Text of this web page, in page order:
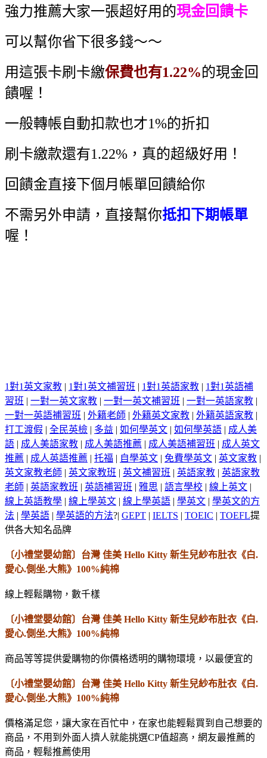
強力推薦大家一張超好用的現金回饋卡
可以幫你省下很多錢～～
用這張卡刷卡繳保費也有1.22%的現金回
饋喔！
一般轉帳自動扣款也才1%的折扣
刷卡繳款還有1.22%，真的超級好用！
回饋金直接下個月帳單回饋給你
不需另外申請，直接幫你抵扣下期帳單
喔！
1對1英文家教 | 1對1英文補習班 | 1對1英語家教 | 1對1英語補
習班 | 一對一英文家教 | 一對一英文補習班 | 一對一英語家教 |
一對一英語補習班 | 外籍老師 | 外籍英文家教 | 外籍英語家教 |
打工渡假 | 全民英檢 | 多益 | 如何學英文 | 如何學英語 | 成人美
語 | 成人美語家教 | 成人美語推薦 | 成人美語補習班 | 成人英文
推薦 | 成人英語推薦 | 托福 | 自學英文 | 免費學英文 | 英文家教 |
英文家教老師 | 英文家教班 | 英文補習班 | 英語家教 | 英語家教
老師 | 英語家教班 | 英語補習班 | 雅思 | 語言學校 | 線上英文 |
線上英語教學 | 線上學英文 | 線上學英語 | 學英文 | 學英文的方
法 | 學英語 | 學英語的方法?| GEPT | IELTS | TOEIC | TOEFL提
供各大知名品牌
〔小禮堂嬰幼館〕台灣 佳美 Hello Kitty 新生兒紗布肚衣《白.
愛心.側坐.大熊》100%純棉
線上輕鬆購物，數千樣
〔小禮堂嬰幼館〕台灣 佳美 Hello Kitty 新生兒紗布肚衣《白.
愛心.側坐.大熊》100%純棉
商品等等提供愛購物的你價格透明的購物環境，以最便宜的
〔小禮堂嬰幼館〕台灣 佳美 Hello Kitty 新生兒紗布肚衣《白.
愛心.側坐.大熊》100%純棉
價格滿足您，讓大家在百忙中，在家也能輕鬆買到自己想要的
商品，不用到外面人擠人就能挑選CP值超高，網友最推薦的
商品，輕鬆推薦使用